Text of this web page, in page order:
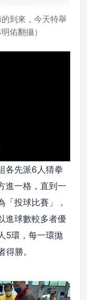
到來，今天特舉
佑翻攝）
各先派6人猜拳
進一格，直到一
「投球比賽」，
進球數較多者優
5環，每一環拋
勝。